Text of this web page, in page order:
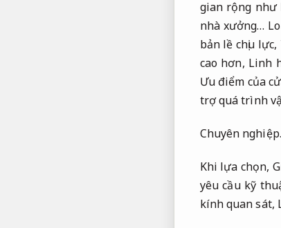
gian rộng như
nhà xưởng…
bản lề chịu lực,
cao hơn, Linh
Ưu điểm của
trợ quá trình
Chuyên nghiệp.
Khi lựa chọn,
yêu cầu kỹ
kính quan sát,